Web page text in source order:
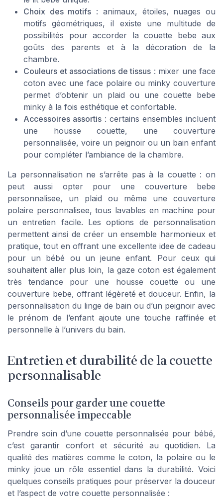
Choix des motifs : animaux, étoiles, nuages ou
motifs géométriques, il existe une multitude de
possibilités pour accorder la couette bebe aux
goûts des parents et à la décoration de la
chambre.
Couleurs et associations de tissus : mixer une face
coton avec une face polaire ou minky couverture
permet d’obtenir un plaid ou une couette bebe
minky à la fois esthétique et confortable.
Accessoires assortis : certains ensembles incluent
une housse couette, une couverture
personnalisée, voire un peignoir ou un bain enfant
pour compléter l’ambiance de la chambre.
La personnalisation ne s’arrête pas à la couette : on
peut aussi opter pour une couverture bebe
personnalisee, un plaid ou même une couverture
polaire personnalisee, tous lavables en machine pour
un entretien facile. Les options de personnalisation
permettent ainsi de créer un ensemble harmonieux et
pratique, tout en offrant une excellente idee de cadeau
pour un bébé ou un jeune enfant. Pour ceux qui
souhaitent aller plus loin, la gaze coton est également
très tendance pour une housse couette ou une
couverture bebe, offrant légèreté et douceur. Enfin, la
personnalisation du linge de bain ou d’un peignoir avec
le prénom de l’enfant ajoute une touche raffinée et
personnelle à l’univers du bain.
Entretien et durabilité de la couette
personnalisable
Conseils pour garder une couette
personnalisée impeccable
Prendre soin d’une couette personnalisée pour bébé,
c’est garantir confort et sécurité au quotidien. La
qualité des matières comme le coton, la polaire ou le
minky joue un rôle essentiel dans la durabilité. Voici
quelques conseils pratiques pour préserver la douceur
et l’aspect de votre couette personnalisée :